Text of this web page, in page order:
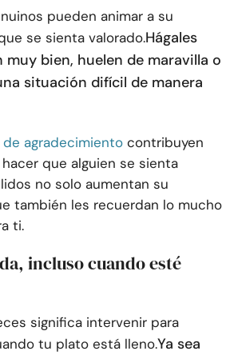
pueden animar a su
se sienta valorado.Hágales
muy bien, huelen de maravilla o
situación difícil de manera
de agradecimiento contribuyen
que alguien se sienta
no solo aumentan su
también les recuerdan lo mucho
ti.
incluso cuando esté
significa intervenir para
tu plato está lleno.Ya sea